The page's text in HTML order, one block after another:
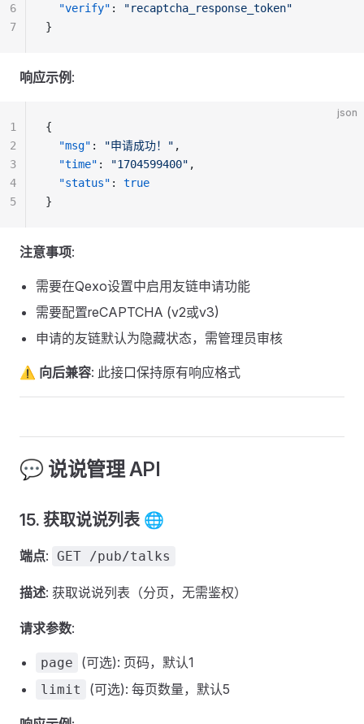
  "verify"
:
"recaptcha_response_token"
}
6
7
响应示例 :
json
{
  "msg"
: "申请成功！" ,
  "time"
: "1704599400" ,
  "status"
: true
}
1
2
3
4
5
注意事项:
需要在Qexo设置中启用友链申请功能
需要配置reCAPTCHA (v2或v3)
申请的友链默认为隐藏状态，需管理员审核
⚠️ 向后兼容: 此接口保持原有响应格式
💬 说说管理 API
15. 获取说说列表 🌐
端点: GET /pub/talks
描述: 获取说说列表（分页，无需鉴权）
请求参数:
page (可选): 页码，默认1
limit (可选): 每页数量，默认5